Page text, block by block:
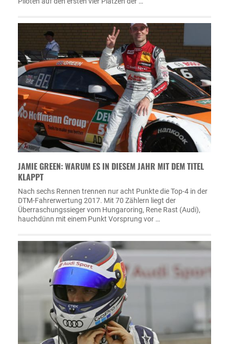
JAMIE GREEN: WARUM ES IN DIESEM JAHR MIT DEM TITEL
KLAPPT
Nach sechs Rennen trennen nur acht Punkte die Top-4 in der
DTM-Fahrerwertung 2017. Mit 70 Zählern liegt der
Überraschungssieger vom Hungaroring, Rene Rast (Audi),
hauchdünn mit einem Punkt Vorsprung vor …